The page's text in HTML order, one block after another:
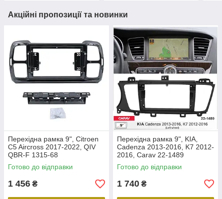
Акційні пропозиції та новинки
Перехідна рамка 9", Citroen
C5 Aircross 2017-2022, QIV
QBR-F 1315-68
Готово до відправки
1 456 ₴
Перехідна рамка 9", KIA,
Cadenza 2013-2016, K7 2012-
2016, Carav 22-1489
Готово до відправки
1 740 ₴